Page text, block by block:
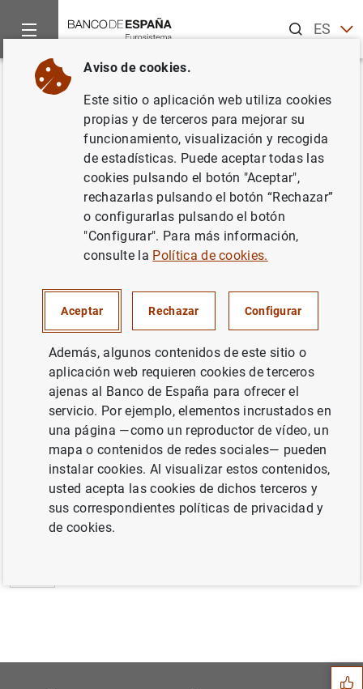
ESEN
Inicio Noticias y eventos
Volver
Estado financiero consolidado
del Eurosistema a 11 de junio
de 2010
POLÍTICA MONETARIA
Estado financiero consolidado del
Eurosistema a 11 de junio de 2010 (109
Siguiente
Estadísticas de emisiones d...
Sugerencias
Aviso de cookies.
Este sitio o aplicación web utiliza cookies
propias y de terceros para mejorar su
funcionamiento, visualización y recogida
de estadísticas. Puede aceptar todas las
cookies pulsando el botón "Aceptar",
rechazarlas pulsando el botón “Rechazar”
o configurarlas pulsando el botón
"Configurar". Para más información,
consulte la Política de cookies.
Aceptar Rechazar Configurar
Además, algunos contenidos de este sitio o
aplicación web requieren cookies de terceros
ajenas al Banco de España para ofrecer el
servicio. Por ejemplo, elementos incrustados en
una página —como un reproductor de vídeo, un
mapa o contenidos de redes sociales— pueden
instalar cookies. Al visualizar estos contenidos,
usted acepta las cookies de dichos terceros y
sus correspondientes políticas de privacidad y
de cookies.